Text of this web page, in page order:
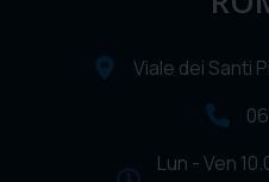
Viale dei Santi
Lun - Ven